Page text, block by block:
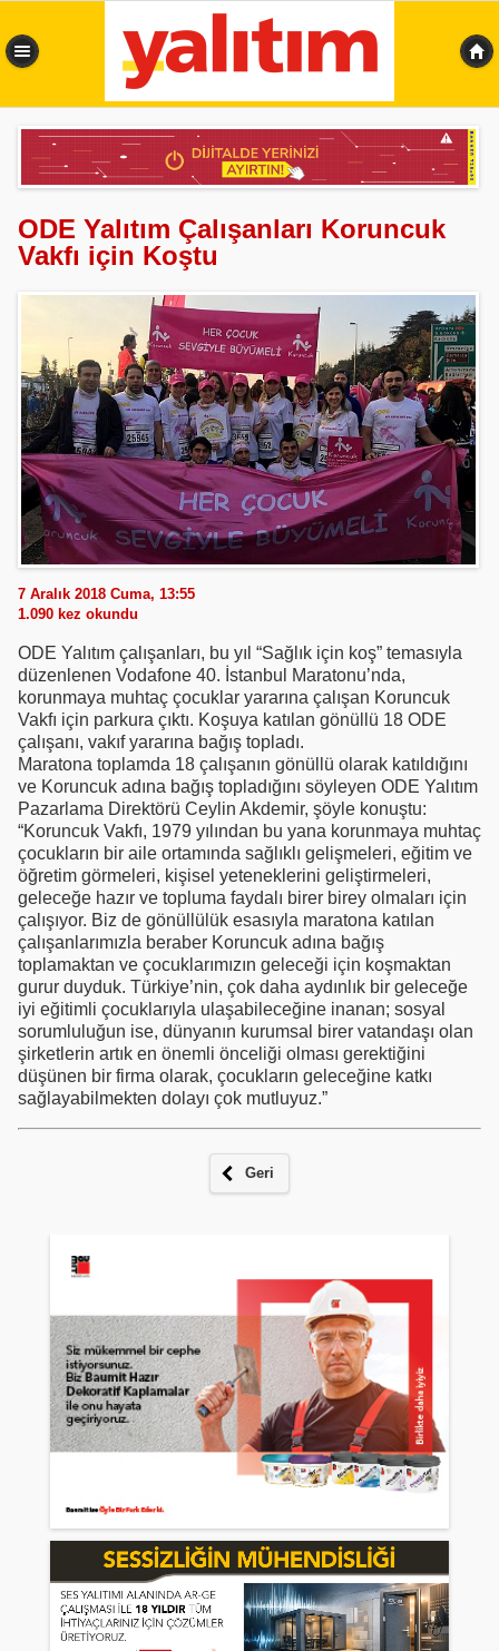
ODE Yalıtım Çalışanları Koruncuk
Vakfı için Koştu
7 Aralık 2018 Cuma, 13:55
1.090 kez okundu
ODE Yalıtım çalışanları, bu yıl “Sağlık için koş” temasıyla
düzenlenen Vodafone 40. İstanbul Maratonu’nda,
korunmaya muhtaç çocuklar yararına çalışan Koruncuk
Vakfı için parkura çıktı. Koşuya katılan gönüllü 18 ODE
çalışanı, vakıf yararına bağış topladı.
Maratona toplamda 18 çalışanın gönüllü olarak katıldığını
ve Koruncuk adına bağış topladığını söyleyen ODE Yalıtım
Pazarlama Direktörü Ceylin Akdemir, şöyle konuştu:
“Koruncuk Vakfı, 1979 yılından bu yana korunmaya muhtaç
çocukların bir aile ortamında sağlıklı gelişmeleri, eğitim ve
öğretim görmeleri, kişisel yeteneklerini geliştirmeleri,
geleceğe hazır ve topluma faydalı birer birey olmaları için
çalışıyor. Biz de gönüllülük esasıyla maratona katılan
çalışanlarımızla beraber Koruncuk adına bağış
toplamaktan ve çocuklarımızın geleceği için koşmaktan
gurur duyduk. Türkiye’nin, çok daha aydınlık bir geleceğe
iyi eğitimli çocuklarıyla ulaşabileceğine inanan; sosyal
sorumluluğun ise, dünyanın kurumsal birer vatandaşı olan
şirketlerin artık en önemli önceliği olması gerektiğini
düşünen bir firma olarak, çocukların geleceğine katkı
sağlayabilmekten dolayı çok mutluyuz.”
Geri
0,445 sn